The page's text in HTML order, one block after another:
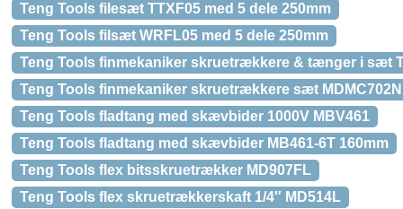
Teng Tools filesæt TTXF05 med 5 dele 250mm
Teng Tools filsæt WRFL05 med 5 dele 250mm
Teng Tools finmekaniker skruetrækkere & tænger i sæt
Teng Tools finmekaniker skruetrækkere sæt MDMC702N
Teng Tools fladtang med skævbider 1000V MBV461
Teng Tools fladtang med skævbider MB461-6T 160mm
Teng Tools flex bitsskruetrækker MD907FL
Teng Tools flex skruetrækkerskaft 1/4″ MD514L